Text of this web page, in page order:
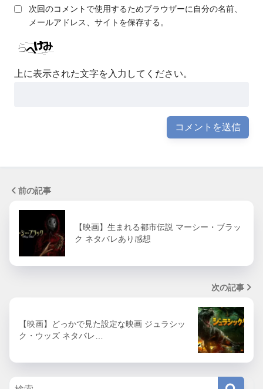
次回のコメントで使用するためブラウザーに自分の名前、
メールアドレス、サイトを保存する。
上に表示された文字を入力してください。
前の記事
【映画】生まれる都市伝説 マーシー・ブラッ
ク ネタバレあり感想
次の記事
【映画】どっかで見た設定な映画 ジュラシッ
ク・ウッズ ネタバレ…